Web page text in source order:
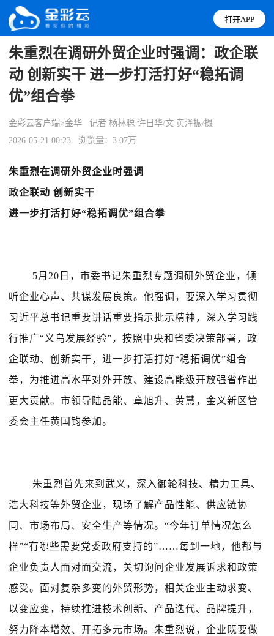
打开APP
朱重烈在调研外贸企业时强调：政企联
动 创新实干 进一步打活打好“稳拓调
优”组合拳
金彩云客户端>金华
记者 杨林聪 许日华/文 黄泽振/摄
2026-05-21 00:23
浏览量：3.07万
朱重烈在调研外贸企业时强调
政企联动 创新实干
进一步打活打好“稳拓调优”组合拳
5月20日，市委书记朱重烈专题调研外贸企业，倾
听企业心声、共谋发展良策。他强调，要深入学习贯彻
习近平总书记重要讲话重要指示批示精神，深入学习践
行推广“义乌发展经验”，按照中央和省委决策部署，政
企联动、创新实干，进一步打活打好“稳拓调优”组合
拳，为推进高水平对外开放、建设高能级开放强省作出
更大贡献。市领导陆品能、章旭升、黄慧，金义新区管
委会主任黄国钧参加。
朱重烈首先来到武义，深入御轮科技、精力工具、
浩大科技等外贸企业，现场了解产品性能、供应链协
同、市场布局、安全生产等情况。“今年订单情况怎么
样”“有哪些需要党委政府支持的”……每到一地，他都与
企业负责人面对面交流，关切询问企业发展诉求和政策
感受。面对复杂多变的外贸形势，相关企业主动求变、
以变应变，持续推进技术创新、产品迭代、品牌提升，
努力降本增效、开拓多元市场。朱重烈说，企业既要做